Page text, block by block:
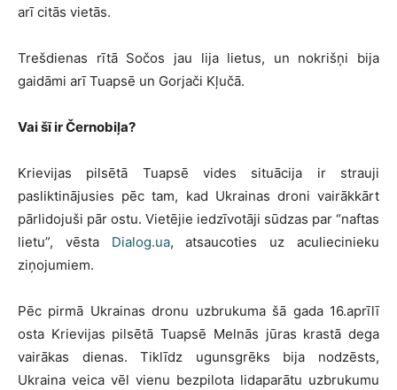
arī citās vietās.
Trešdienas rītā Sočos jau lija lietus, un nokrišņi bija
gaidāmi arī Tuapsē un Gorjači Kļučā.
Vai šī ir Černobiļa?
Krievijas pilsētā Tuapsē vides situācija ir strauji
pasliktinājusies pēc tam, kad Ukrainas droni vairākkārt
pārlidojuši pār ostu. Vietējie iedzīvotāji sūdzas par “naftas
lietu”, vēsta Dialog.ua, atsaucoties uz aculiecinieku
ziņojumiem.
Pēc pirmā Ukrainas dronu uzbrukuma šā gada 16.aprīlī
osta Krievijas pilsētā Tuapsē Melnās jūras krastā dega
vairākas dienas. Tiklīdz ugunsgrēks bija nodzēsts,
Ukraina veica vēl vienu bezpilota lidaparātu uzbrukumu